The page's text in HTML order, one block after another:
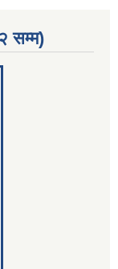
सम्म)